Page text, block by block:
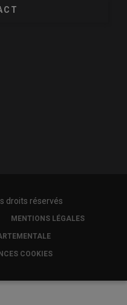
droits réservés
MENTIONS LÉGALES
COOKIES